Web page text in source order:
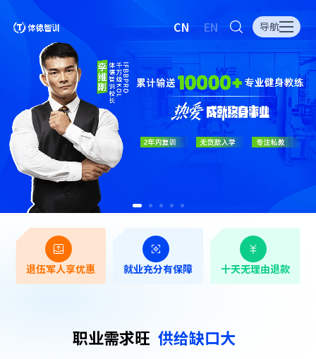
CN EN 导航
退伍军人享优惠 就业充分有保障 十天无理由退款
职业需求旺 供给缺口大